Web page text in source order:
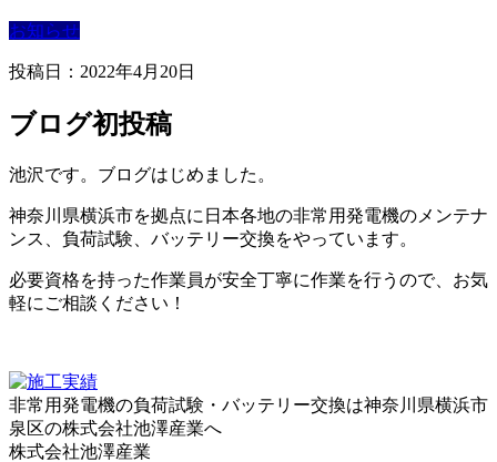
お知らせ
投稿日：2022年4月20日
ブログ初投稿
池沢です。ブログはじめました。
神奈川県横浜市を拠点に日本各地の非常用発電機のメンテナ
ンス、負荷試験、バッテリー交換をやっています。
必要資格を持った作業員が安全丁寧に作業を行うので、お気
軽にご相談ください！
非常用発電機の負荷試験・バッテリー交換は神奈川県横浜市
泉区の株式会社池澤産業へ
株式会社池澤産業